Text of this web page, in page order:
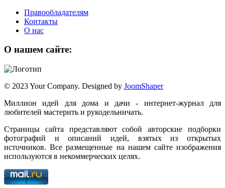
Правообладателям
Контакты
О нас
О нашем сайте:
© 2023 Your Company. Designed by JoomShaper
Миллион идей для дома и дачи - интернет-журнал для
любителей мастерить и рукодельничать.
Страницы сайта представляют собой авторские подборки
фотографий и описаний идей, взятых из открытых
источников. Все размещенные на нашем сайте изображения
используются в некоммерческих целях.